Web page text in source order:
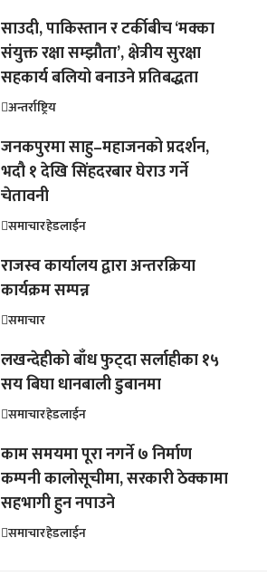
साउदी, पाकिस्तान र टर्कीबीच ‘मक्का
संयुक्त रक्षा सम्झौता’, क्षेत्रीय सुरक्षा
सहकार्य बलियो बनाउने प्रतिबद्धता
अन्तर्राष्ट्रिय
जनकपुरमा साहु–महाजनको प्रदर्शन,
भदौ १ देखि सिंहदरबार घेराउ गर्ने
चेतावनी
समाचारहेडलाईन
राजस्व कार्यालय द्वारा अन्तरक्रिया
कार्यक्रम सम्पन्न
समाचार
लखन्देहीको बाँध फुट्दा सर्लाहीका १५
सय बिघा धानबाली डुबानमा
समाचारहेडलाईन
काम समयमा पूरा नगर्ने ७ निर्माण
कम्पनी कालोसूचीमा, सरकारी ठेक्कामा
सहभागी हुन नपाउने
समाचारहेडलाईन